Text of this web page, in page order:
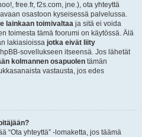
free.fr, f2s.com, jne.), ota yhteyttä
osastoon kyseisessä palvelussa.
lainkaan toimivaltaa ja sitä ei voida
toimesta tämä foorumi on käytössä. Älä
lakiasioissa jotka eivät liity
sovellukseen itseensä. Jos lähetät
kolmannen osapuolen tämän
vastausta, jos edes
“Ota yhteyttä” -lomaketta, jos täämä